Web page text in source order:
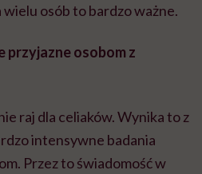
osób to bardzo ważne.
przyjazne osobom z
raj dla celiaków. Wynika to z
intensywne badania
Przez to świadomość w